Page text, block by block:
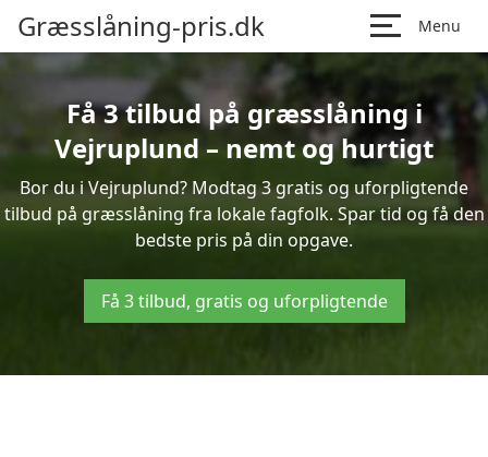
Græsslåning-pris.dk Menu
Få 3 tilbud på græsslåning i
Vejruplund – nemt og hurtigt
Bor du i Vejruplund? Modtag 3 gratis og uforpligtende
tilbud på græsslåning fra lokale fagfolk. Spar tid og få den
bedste pris på din opgave.
Få 3 tilbud, gratis og uforpligtende